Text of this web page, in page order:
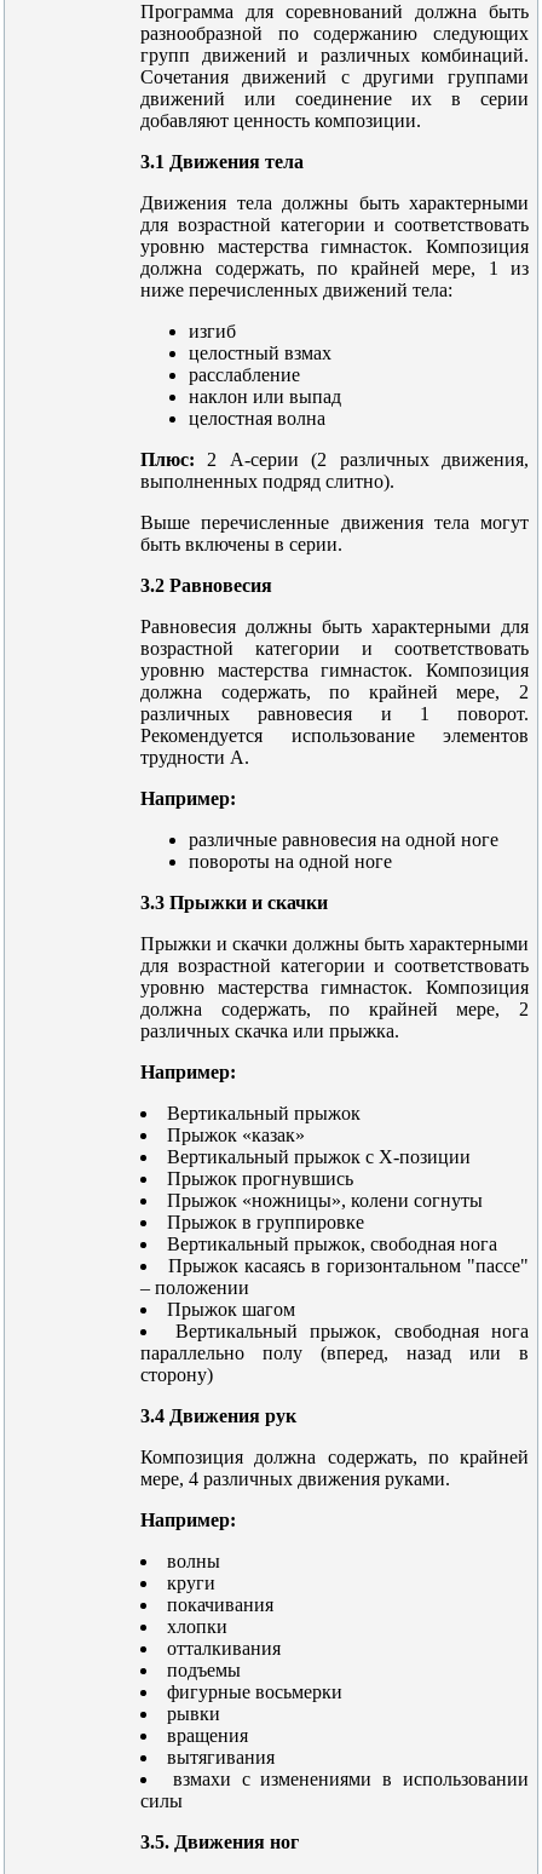
Программа для соревнований должна быть
разнообразной по содержанию следующих
групп движений и различных комбинаций.
Сочетания движений с другими группами
движений или соединение их в серии
добавляют ценность композиции.
3.1 Движения тела
Движения тела должны быть характерными
для возрастной категории и соответствовать
уровню мастерства гимнасток. Композиция
должна содержать, по крайней мере, 1 из
ниже перечисленных движений тела:
изгиб
целостный взмах
расслабление
наклон или выпад
целостная волна
Плюс: 2 А-серии (2 различных движения,
выполненных подряд слитно).
Выше перечисленные движения тела могут
быть включены в серии.
3.2 Равновесия
Равновесия должны быть характерными для
возрастной категории и соответствовать
уровню мастерства гимнасток. Композиция
должна содержать, по крайней мере, 2
различных равновесия и 1 поворот.
Рекомендуется использование элементов
трудности А.
Например:
различные равновесия на одной ноге
повороты на одной ноге
3.3 Прыжки и скачки
Прыжки и скачки должны быть характерными
для возрастной категории и соответствовать
уровню мастерства гимнасток. Композиция
должна содержать, по крайней мере, 2
различных скачка или прыжка.
Например:
Вертикальный прыжок
Прыжок «казак»
Вертикальный прыжок с X-позиции
Прыжок прогнувшись
Прыжок «ножницы», колени согнуты
Прыжок в группировке
Вертикальный прыжок, свободная нога
Прыжок касаясь в горизонтальном "пассе"
– положении
Прыжок шагом
Вертикальный прыжок, свободная нога
параллельно полу (вперед, назад или в
сторону)
3.4 Движения рук
Композиция должна содержать, по крайней
мере, 4 различных движения руками.
Например:
волны
круги
покачивания
хлопки
отталкивания
подъемы
фигурные восьмерки
рывки
вращения
вытягивания
взмахи с изменениями в использовании
силы
3.5. Движения ног